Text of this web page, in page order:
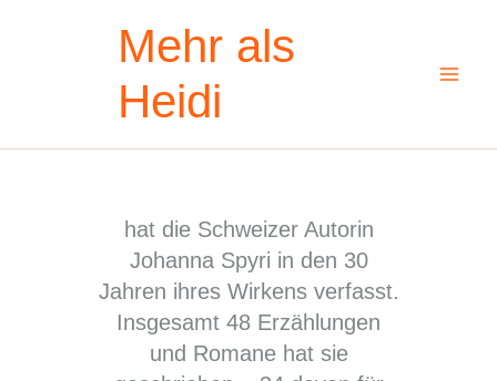
Mehr als
Heidi
hat die Schweizer Autorin
Johanna Spyri in den 30
Jahren ihres Wirkens verfasst.
Insgesamt 48 Erzählungen
und Romane hat sie